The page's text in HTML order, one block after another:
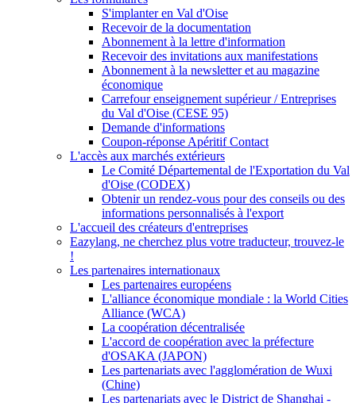
S'implanter en Val d'Oise
Recevoir de la documentation
Abonnement à la lettre d'information
Recevoir des invitations aux manifestations
Abonnement à la newsletter et au magazine
économique
Carrefour enseignement supérieur / Entreprises
du Val d'Oise (CESE 95)
Demande d'informations
Coupon-réponse Apéritif Contact
L'accès aux marchés extérieurs
Le Comité Départemental de l'Exportation du Val
d'Oise (CODEX)
Obtenir un rendez-vous pour des conseils ou des
informations personnalisés à l'export
L'accueil des créateurs d'entreprises
Eazylang, ne cherchez plus votre traducteur, trouvez-le
!
Les partenaires internationaux
Les partenaires européens
L'alliance économique mondiale : la World Cities
Alliance (WCA)
La coopération décentralisée
L'accord de coopération avec la préfecture
d'OSAKA (JAPON)
Les partenariats avec l'agglomération de Wuxi
(Chine)
Les partenariats avec le District de Shanghai -